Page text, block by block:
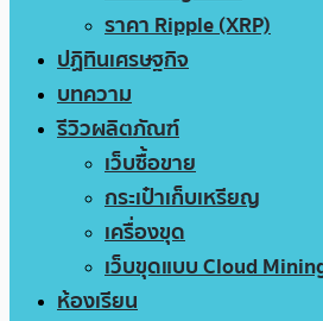
ราคา Ripple (XRP)
ปฏิทินเศรษฐกิจ
บทความ
รีวิวผลิตภัณฑ์
เว็บซื้อขาย
กระเป๋าเก็บเหรียญ
เครื่องขุด
เว็บขุดแบบ Cloud
ห้องเรียน